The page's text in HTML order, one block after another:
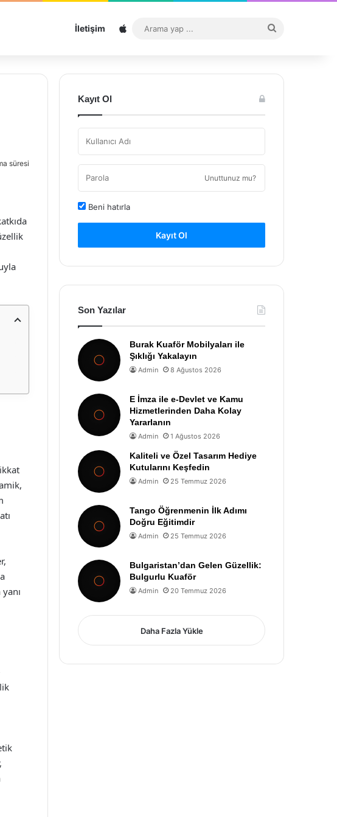
İletişim Sitemap
...
süresi
Kayıt Ol
Unuttunuz mu?
Beni hatırla
Kayıt Ol
Son Yazılar
Burak Kuaför Mobilyaları ile
Şıklığı Yakalayın
Admin 8 Ağustos 2026
E İmza ile e-Devlet ve Kamu
Hizmetlerinden Daha Kolay
Yararlanın
Admin 1 Ağustos 2026
Kaliteli ve Özel Tasarım Hediye
Kutularını Keşfedin
Admin 25 Temmuz 2026
Tango Öğrenmenin İlk Adımı
Doğru Eğitimdir
Admin 25 Temmuz 2026
Bulgaristan’dan Gelen Güzellik:
Bulgurlu Kuaför
Admin 20 Temmuz 2026
Daha Fazla Yükle